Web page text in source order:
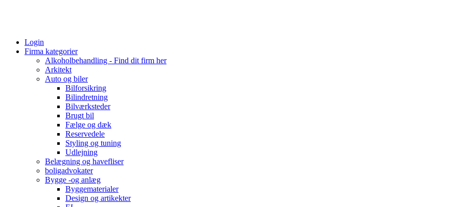
Login
Firma kategorier
Alkoholbehandling - Find dit firm her
Arkitekt
Auto og biler
Bilforsikring
Bilindretning
Bilværksteder
Brugt bil
Fælge og dæk
Reservedele
Styling og tuning
Udlejning
Belægning og havefliser
boligadvokater
Bygge -og anlæg
Byggematerialer
Design og artikekter